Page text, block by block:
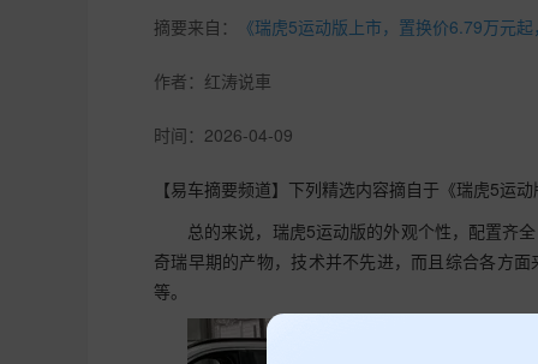
摘要来自： 《瑞虎5运动版上市，置换价6.79万元
作者： 红涛说車
时间： 2026-04-09
【易车摘要频道】下列精选内容摘自于《瑞虎5运
总的来说，瑞虎5运动版的外观个性，配置齐
奇瑞早期的产物，技术并不先进，而且综合各方
等。